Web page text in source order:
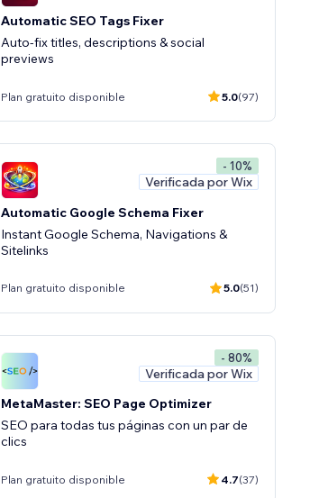
Automatic SEO Tags Fixer
Auto-fix titles, descriptions & social
previews
Plan gratuito disponible 5.0(97)
- 10%
Verificada por Wix
Automatic Google Schema Fixer
Instant Google Schema, Navigations &
Sitelinks
Plan gratuito disponible 5.0(51)
- 80%
Verificada por Wix
MetaMaster: SEO Page Optimizer
SEO para todas tus páginas con un par de
clics
Plan gratuito disponible 4.7(37)